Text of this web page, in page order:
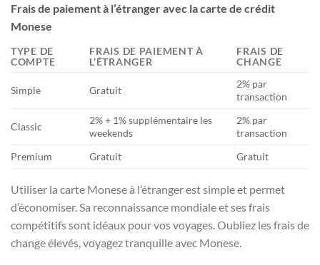
Frais de paiement à l’étranger avec la carte de crédit
Monese
TYPE DE
COMPTE
FRAIS DE PAIEMENT À
L’ÉTRANGER
FRAIS DE
CHANGE
Simple Gratuit
2% par
transaction
Classic
2% + 1% supplémentaire les
weekends
2% par
transaction
Premium
Gratuit Gratuit
Utiliser la carte Monese à l’étranger est simple et permet
d’économiser. Sa reconnaissance mondiale et ses frais
compétitifs sont idéaux pour vos voyages. Oubliez les frais de
change élevés, voyagez tranquille avec Monese.